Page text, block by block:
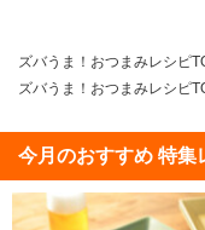
ズバうま！おつまみレシピ
ズバうま！おつまみレシピ
今月のおすすめ 特集